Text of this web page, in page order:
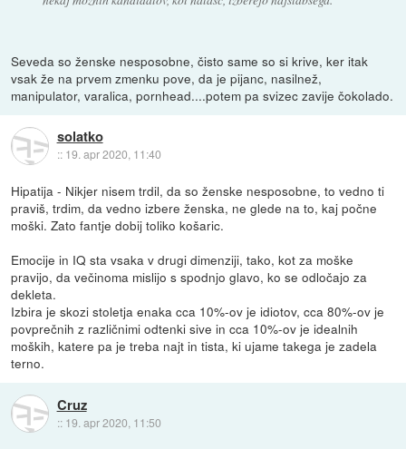
Seveda so ženske nesposobne, čisto same so si krive, ker itak
vsak že na prvem zmenku pove, da je pijanc, nasilnež,
manipulator, varalica, pornhead....potem pa svizec zavije čokolado.
solatko
:: 19. apr 2020, 11:40
Hipatija - Nikjer nisem trdil, da so ženske nesposobne, to vedno ti
praviš, trdim, da vedno izbere ženska, ne glede na to, kaj počne
moški. Zato fantje dobij toliko košaric.
Emocije in IQ sta vsaka v drugi dimenziji, tako, kot za moške
pravijo, da večinoma mislijo s spodnjo glavo, ko se odločajo za
dekleta.
Izbira je skozi stoletja enaka cca 10%-ov je idiotov, cca 80%-ov je
povprečnih z različnimi odtenki sive in cca 10%-ov je idealnih
moških, katere pa je treba najt in tista, ki ujame takega je zadela
terno.
Cruz
:: 19. apr 2020, 11:50